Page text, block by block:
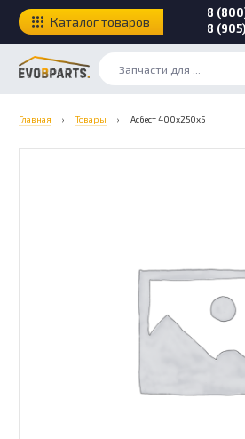
8
8
Каталог товаров
Главная › Товары › Асбест 400х250х5